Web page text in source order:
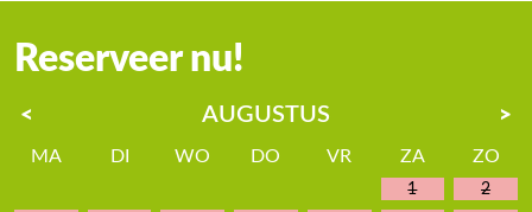
Reserveer nu!
< AUGUSTUS >
MA DI WO DO VR ZA ZO
1
2